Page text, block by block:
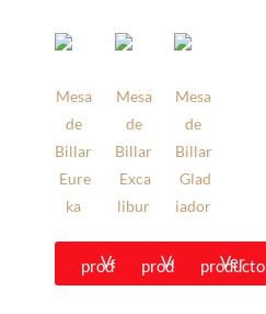
Mesa
de
Billar
Eure
ka
Ver
producto
Mesa
de
Billar
Exca
libur
Ver
producto
Mesa
de
Billar
Glad
iador
Ver
producto